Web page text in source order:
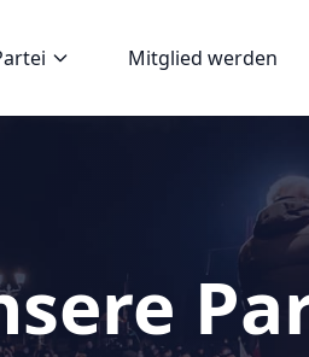
Mitglied werden